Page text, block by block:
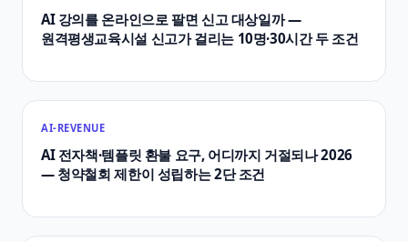
AI 강의를 온라인으로 팔면 신고 대상일까 —
원격평생교육시설 신고가 걸리는 10명·30시간 두 조건
AI-REVENUE
AI 전자책·템플릿 환불 요구, 어디까지 거절되나 2026
— 청약철회 제한이 성립하는 2단 조건